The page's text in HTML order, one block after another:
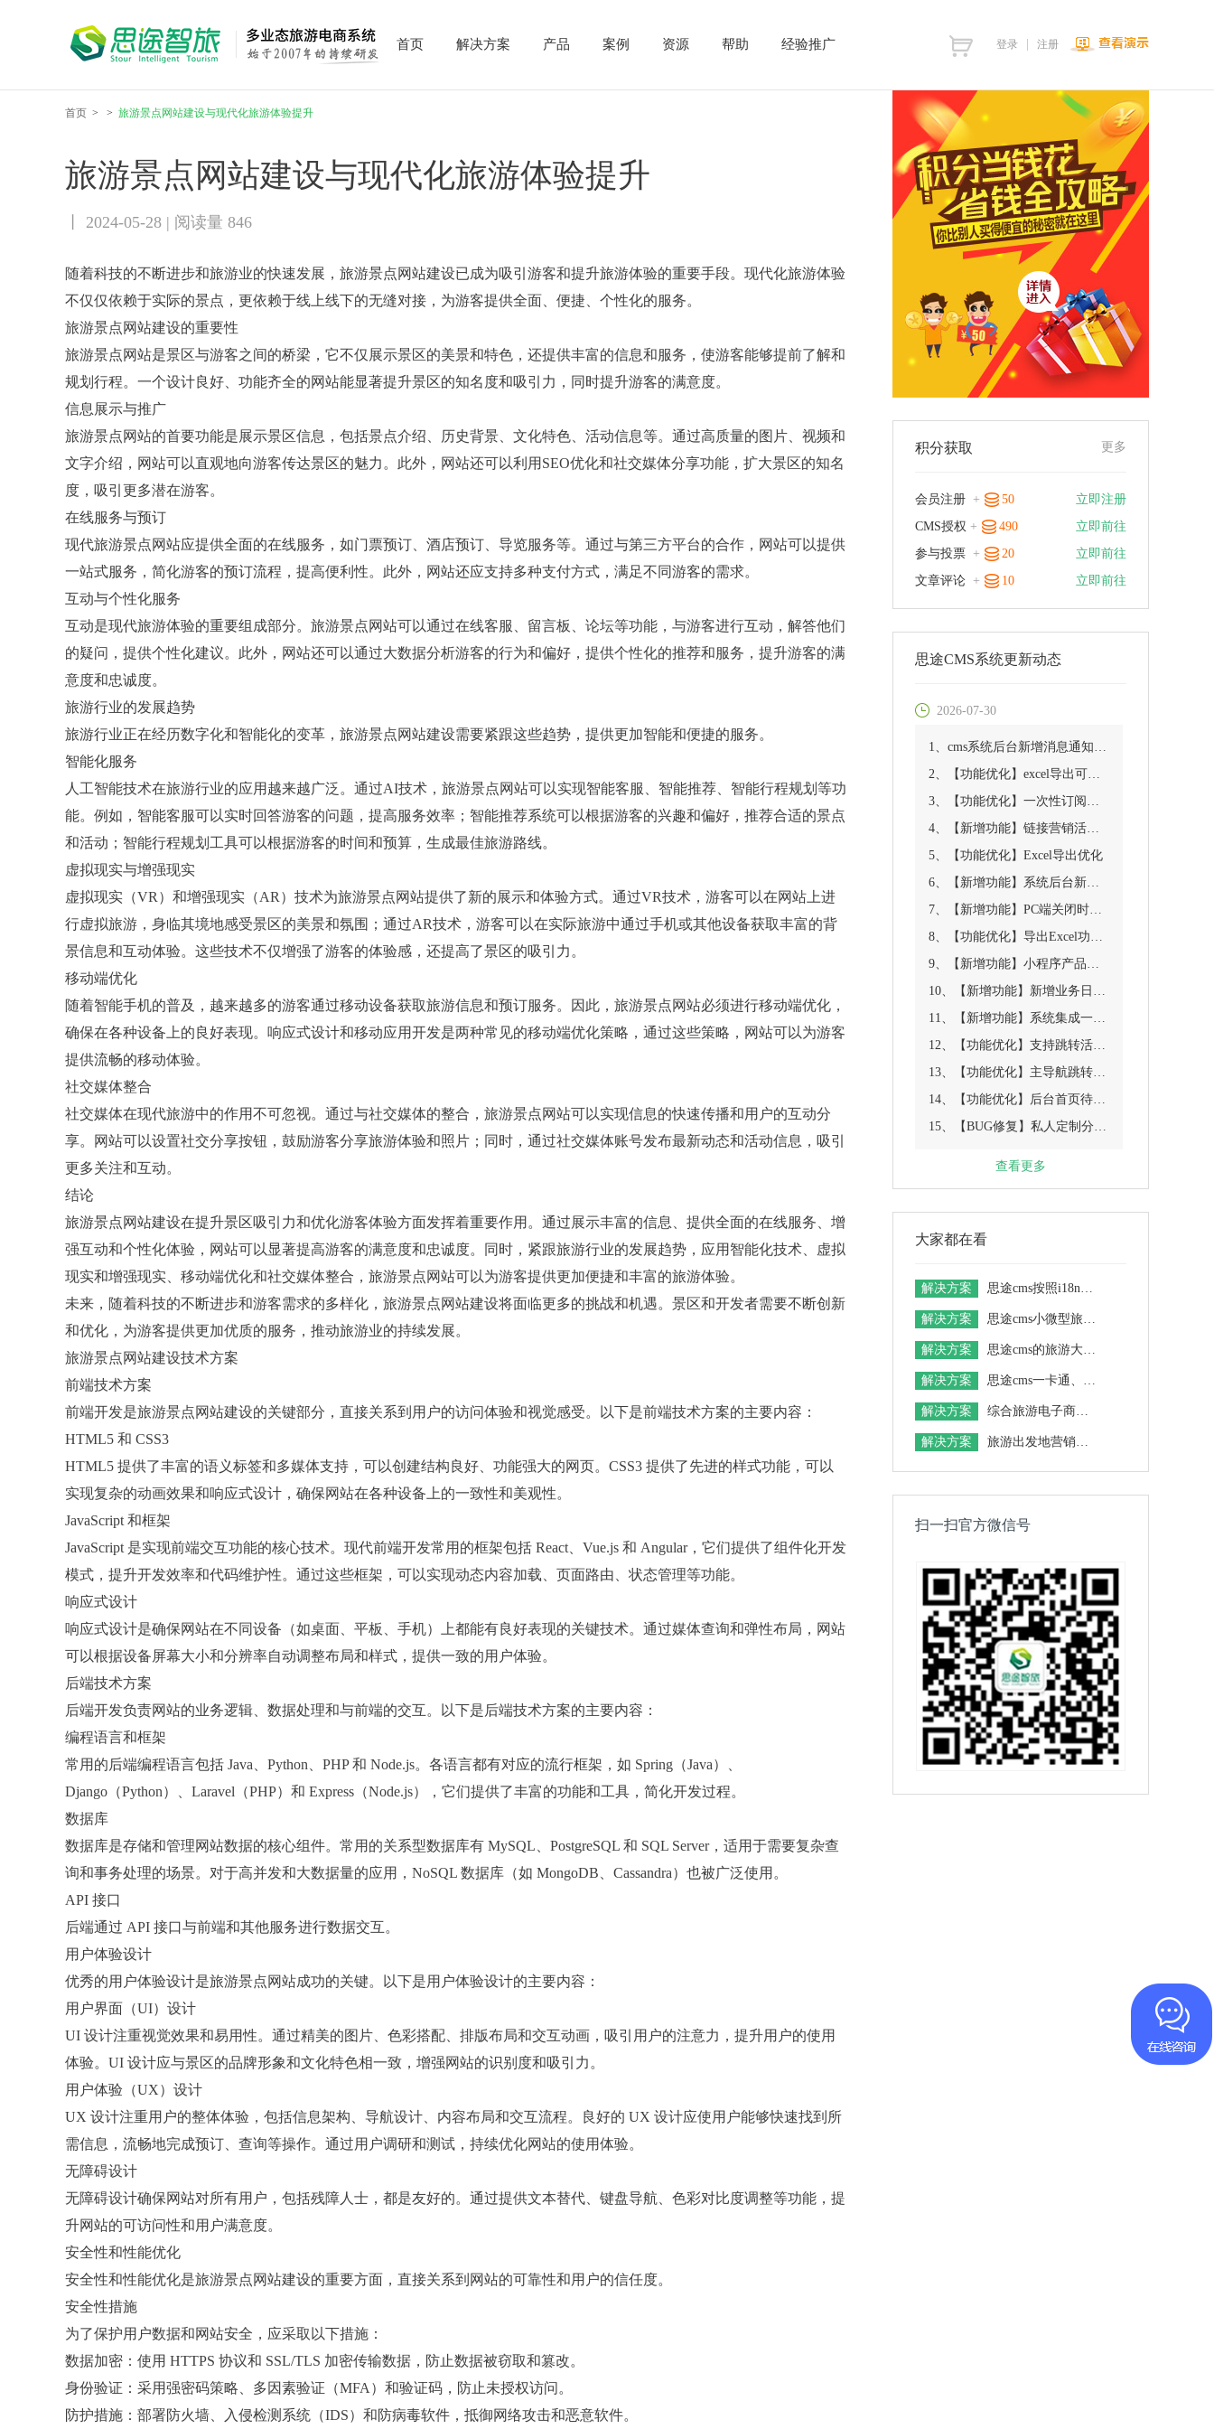
首页 解决方案 产品 案例 资源 帮助 经验推广 登录 注册
首页 > > 旅游景点网站建设与现代化旅游体验提升
旅游景点网站建设与现代化旅游体验提升
丨 2024-05-28 | 阅读量 846
随着科技的不断进步和旅游业的快速发展，旅游景点网站建设已成为吸引游客和提升旅游体验的重要手段。现代化旅游体验
不仅仅依赖于实际的景点，更依赖于线上线下的无缝对接，为游客提供全面、便捷、个性化的服务。
旅游景点网站建设的重要性
旅游景点网站是景区与游客之间的桥梁，它不仅展示景区的美景和特色，还提供丰富的信息和服务，使游客能够提前了解和
规划行程。一个设计良好、功能齐全的网站能显著提升景区的知名度和吸引力，同时提升游客的满意度。
信息展示与推广
旅游景点网站的首要功能是展示景区信息，包括景点介绍、历史背景、文化特色、活动信息等。通过高质量的图片、视频和
文字介绍，网站可以直观地向游客传达景区的魅力。此外，网站还可以利用SEO优化和社交媒体分享功能，扩大景区的知名
度，吸引更多潜在游客。
在线服务与预订
现代旅游景点网站应提供全面的在线服务，如门票预订、酒店预订、导览服务等。通过与第三方平台的合作，网站可以提供
一站式服务，简化游客的预订流程，提高便利性。此外，网站还应支持多种支付方式，满足不同游客的需求。
互动与个性化服务
互动是现代旅游体验的重要组成部分。旅游景点网站可以通过在线客服、留言板、论坛等功能，与游客进行互动，解答他们
的疑问，提供个性化建议。此外，网站还可以通过大数据分析游客的行为和偏好，提供个性化的推荐和服务，提升游客的满
意度和忠诚度。
旅游行业的发展趋势
旅游行业正在经历数字化和智能化的变革，旅游景点网站建设需要紧跟这些趋势，提供更加智能和便捷的服务。
智能化服务
人工智能技术在旅游行业的应用越来越广泛。通过AI技术，旅游景点网站可以实现智能客服、智能推荐、智能行程规划等功
能。例如，智能客服可以实时回答游客的问题，提高服务效率；智能推荐系统可以根据游客的兴趣和偏好，推荐合适的景点
和活动；智能行程规划工具可以根据游客的时间和预算，生成最佳旅游路线。
虚拟现实与增强现实
虚拟现实（VR）和增强现实（AR）技术为旅游景点网站提供了新的展示和体验方式。通过VR技术，游客可以在网站上进
行虚拟旅游，身临其境地感受景区的美景和氛围；通过AR技术，游客可以在实际旅游中通过手机或其他设备获取丰富的背
景信息和互动体验。这些技术不仅增强了游客的体验感，还提高了景区的吸引力。
移动端优化
随着智能手机的普及，越来越多的游客通过移动设备获取旅游信息和预订服务。因此，旅游景点网站必须进行移动端优化，
确保在各种设备上的良好表现。响应式设计和移动应用开发是两种常见的移动端优化策略，通过这些策略，网站可以为游客
提供流畅的移动体验。
社交媒体整合
社交媒体在现代旅游中的作用不可忽视。通过与社交媒体的整合，旅游景点网站可以实现信息的快速传播和用户的互动分
享。网站可以设置社交分享按钮，鼓励游客分享旅游体验和照片；同时，通过社交媒体账号发布最新动态和活动信息，吸引
更多关注和互动。
结论
旅游景点网站建设在提升景区吸引力和优化游客体验方面发挥着重要作用。通过展示丰富的信息、提供全面的在线服务、增
强互动和个性化体验，网站可以显著提高游客的满意度和忠诚度。同时，紧跟旅游行业的发展趋势，应用智能化技术、虚拟
现实和增强现实、移动端优化和社交媒体整合，旅游景点网站可以为游客提供更加便捷和丰富的旅游体验。
未来，随着科技的不断进步和游客需求的多样化，旅游景点网站建设将面临更多的挑战和机遇。景区和开发者需要不断创新
和优化，为游客提供更加优质的服务，推动旅游业的持续发展。
旅游景点网站建设技术方案
前端技术方案
前端开发是旅游景点网站建设的关键部分，直接关系到用户的访问体验和视觉感受。以下是前端技术方案的主要内容：
HTML5 和 CSS3
HTML5 提供了丰富的语义标签和多媒体支持，可以创建结构良好、功能强大的网页。CSS3 提供了先进的样式功能，可以
实现复杂的动画效果和响应式设计，确保网站在各种设备上的一致性和美观性。
JavaScript 和框架
JavaScript 是实现前端交互功能的核心技术。现代前端开发常用的框架包括 React、Vue.js 和 Angular，它们提供了组件化开发
模式，提升开发效率和代码维护性。通过这些框架，可以实现动态内容加载、页面路由、状态管理等功能。
响应式设计
响应式设计是确保网站在不同设备（如桌面、平板、手机）上都能有良好表现的关键技术。通过媒体查询和弹性布局，网站
可以根据设备屏幕大小和分辨率自动调整布局和样式，提供一致的用户体验。
后端技术方案
后端开发负责网站的业务逻辑、数据处理和与前端的交互。以下是后端技术方案的主要内容：
编程语言和框架
常用的后端编程语言包括 Java、Python、PHP 和 Node.js。各语言都有对应的流行框架，如 Spring（Java）、
Django（Python）、Laravel（PHP）和 Express（Node.js），它们提供了丰富的功能和工具，简化开发过程。
数据库
数据库是存储和管理网站数据的核心组件。常用的关系型数据库有 MySQL、PostgreSQL 和 SQL Server，适用于需要复杂查
询和事务处理的场景。对于高并发和大数据量的应用，NoSQL 数据库（如 MongoDB、Cassandra）也被广泛使用。
API 接口
后端通过 API 接口与前端和其他服务进行数据交互。
用户体验设计
优秀的用户体验设计是旅游景点网站成功的关键。以下是用户体验设计的主要内容：
用户界面（UI）设计
UI 设计注重视觉效果和易用性。通过精美的图片、色彩搭配、排版布局和交互动画，吸引用户的注意力，提升用户的使用
体验。UI 设计应与景区的品牌形象和文化特色相一致，增强网站的识别度和吸引力。
用户体验（UX）设计
UX 设计注重用户的整体体验，包括信息架构、导航设计、内容布局和交互流程。良好的 UX 设计应使用户能够快速找到所
需信息，流畅地完成预订、查询等操作。通过用户调研和测试，持续优化网站的使用体验。
无障碍设计
无障碍设计确保网站对所有用户，包括残障人士，都是友好的。通过提供文本替代、键盘导航、色彩对比度调整等功能，提
升网站的可访问性和用户满意度。
安全性和性能优化
安全性和性能优化是旅游景点网站建设的重要方面，直接关系到网站的可靠性和用户的信任度。
安全性措施
为了保护用户数据和网站安全，应采取以下措施：
数据加密：使用 HTTPS 协议和 SSL/TLS 加密传输数据，防止数据被窃取和篡改。
身份验证：采用强密码策略、多因素验证（MFA）和验证码，防止未授权访问。
防护措施：部署防火墙、入侵检测系统（IDS）和防病毒软件，抵御网络攻击和恶意软件。
积分获取 更多
会员注册 + 50
立即注册
CMS授权 + 490
立即前往
参与投票 + 20
立即前往
文章评论 + 10 立即前往
思途CMS系统更新动态
2026-07-30
1、cms系统后台新增消息通知优化
2、【功能优化】excel导出可指定供应商
3、【功能优化】一次性订阅消息功能优化
4、【新增功能】链接营销活动设置，新增优惠券地址
5、【功能优化】Excel导出优化
6、【新增功能】系统后台新增消息通知管理
7、【新增功能】PC端关闭时增加一个宣传移动端的模板
8、【功能优化】导出Excel功能优化
9、【新增功能】小程序产品列表页增加两种新的布局样式配置功能
10、【新增功能】新增业务日程表
11、【新增功能】系统集成一次性订阅消息
12、【功能优化】支持跳转活动营销
13、【功能优化】主导航跳转产品显示具体链接
14、【功能优化】后台首页待办事项内容调整
15、【BUG修复】私人定制分享产品标题获取错误
查看更多
大家都在看
解决方案 思途cms按照i18n的标准，支持国际化业务开拓
解决方案 思途cms小微型旅游电商平台解决方案
解决方案 思途cms的旅游大数据解决方案
解决方案 思途cms一卡通、联盟卡整合营销解决方案
解决方案 综合旅游电子商务平台解决方案
解决方案 旅游出发地营销解决方案
扫一扫官方微信号